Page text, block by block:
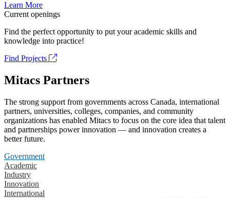
Learn More
Current openings
Find the perfect opportunity to put your academic skills and
knowledge into practice!
Find Projects
Mitacs Partners
The strong support from governments across Canada, international
partners, universities, colleges, companies, and community
organizations has enabled Mitacs to focus on the core idea that talent
and partnerships power innovation — and innovation creates a
better future.
Government
Academic
Industry
Innovation
International